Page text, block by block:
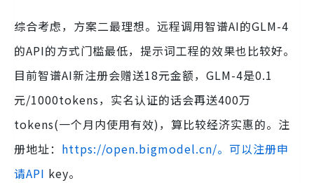
综合考虑，方案二最理想。远程调用智谱AI的GLM-4
的API的方式门槛最低，提示词工程的效果也比较好。
目前智谱AI新注册会赠送18元金额，GLM-4是0.1
元/1000tokens，实名认证的话会再送400万
tokens(一个月内使用有效)，算比较经济实惠的。注
册地址： https://open.bigmodel.cn/。可以注册申
请API key。